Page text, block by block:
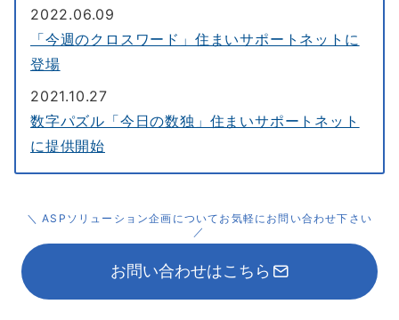
2022.06.09
「今週のクロスワード」住まいサポートネットに
登場
2021.10.27
数字パズル「今日の数独」住まいサポートネット
に提供開始
＼ ASPソリューション企画についてお気軽にお問い合わせ下さい
／
お問い合わせはこちら